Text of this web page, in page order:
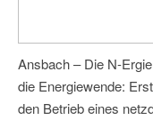
Ansbach – Die N-
die Energiewende:
den Betrieb eines